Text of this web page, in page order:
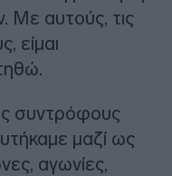
Με αυτούς, τις
είμαι
συντρόφους
μαζί ως
αγωνίες,